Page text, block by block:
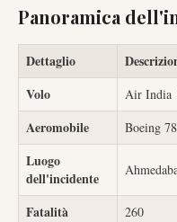
Panoramica
Dettaglio
Volo
Air India
Aeromobile Boeing
Luogo
dell'incidente
Fatalità 260